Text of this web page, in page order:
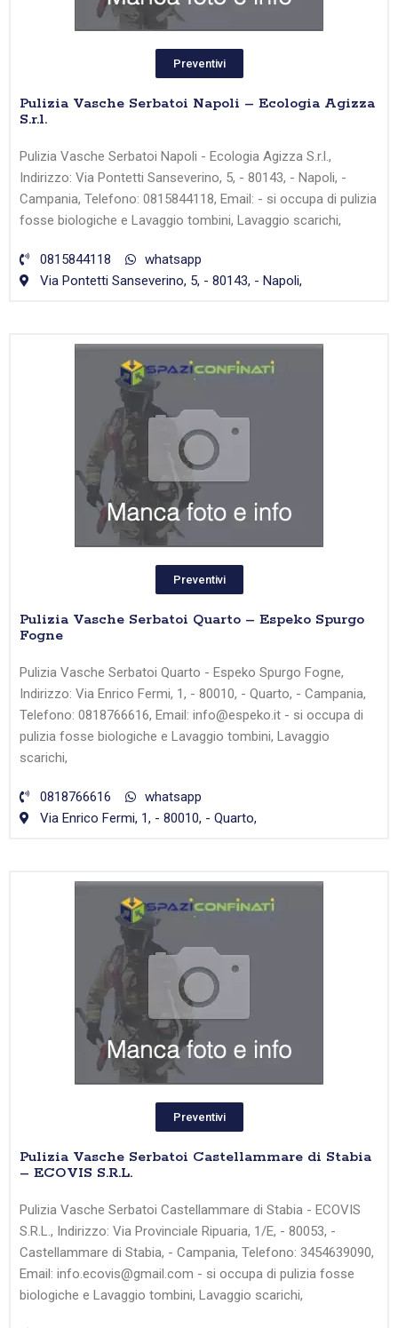
Preventivi
Pulizia Vasche Serbatoi Napoli – Ecologia Agizza
S.r.l.
Pulizia Vasche Serbatoi Napoli - Ecologia Agizza S.r.l.,
Indirizzo: Via Pontetti Sanseverino, 5, - 80143, - Napoli, -
Campania, Telefono: 0815844118, Email: - si occupa di pulizia
fosse biologiche e Lavaggio tombini, Lavaggio scarichi,
0815844118
whatsapp
Via Pontetti Sanseverino, 5, - 80143, - Napoli,
Preventivi
Pulizia Vasche Serbatoi Quarto – Espeko Spurgo
Fogne
Pulizia Vasche Serbatoi Quarto - Espeko Spurgo Fogne,
Indirizzo: Via Enrico Fermi, 1, - 80010, - Quarto, - Campania,
Telefono: 0818766616, Email: info@espeko.it - si occupa di
pulizia fosse biologiche e Lavaggio tombini, Lavaggio
scarichi,
0818766616
whatsapp
Via Enrico Fermi, 1, - 80010, - Quarto,
Preventivi
Pulizia Vasche Serbatoi Castellammare di Stabia
– ECOVIS S.R.L.
Pulizia Vasche Serbatoi Castellammare di Stabia - ECOVIS
S.R.L., Indirizzo: Via Provinciale Ripuaria, 1/E, - 80053, -
Castellammare di Stabia, - Campania, Telefono: 3454639090,
Email: info.ecovis@gmail.com - si occupa di pulizia fosse
biologiche e Lavaggio tombini, Lavaggio scarichi,